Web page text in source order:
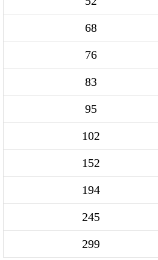
68
76
83
95
102
152
194
245
299